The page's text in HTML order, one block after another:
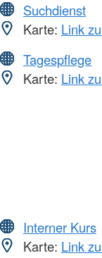
Suchdienst
Karte: Link
Tagespflege
Karte: Link
Interner Kurs
Karte: Link